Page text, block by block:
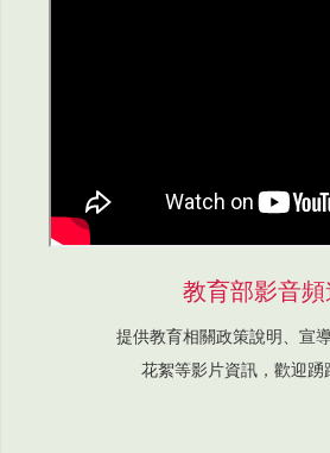
教育部影音頻
提供教育相關政策說明、宣
花絮等影片資訊，歡迎踴